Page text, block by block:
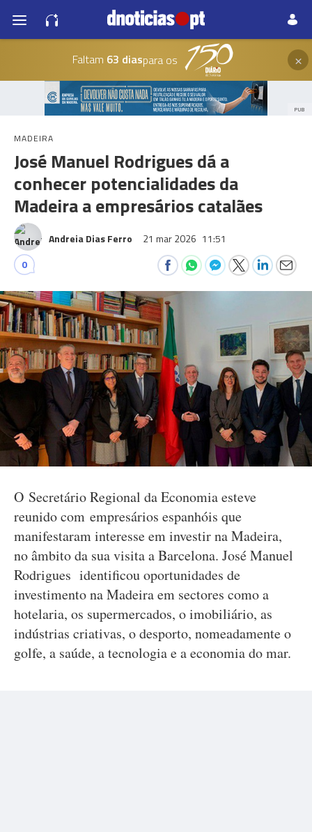
Faltam 63 diaspara os ×
PUB
MADEIRA
José Manuel Rodrigues dá a
conhecer potencialidades da
Madeira a empresários catalães
Andreia Dias Ferro 21 mar 2026 11:51
0
O Secretário Regional da Economia esteve
reunido com empresários espanhóis que
manifestaram interesse em investir na Madeira,
no âmbito da sua visita a Barcelona. José Manuel
Rodrigues identificou oportunidades de
investimento na Madeira em sectores como a
hotelaria, os supermercados, o imobiliário, as
indústrias criativas, o desporto, nomeadamente o
golfe, a saúde, a tecnologia e a economia do mar.